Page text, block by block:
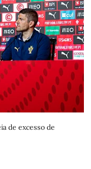
de excesso de